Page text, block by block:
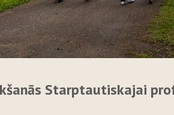
Starptautiskajai